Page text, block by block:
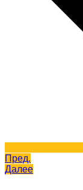
Пред.
Далее